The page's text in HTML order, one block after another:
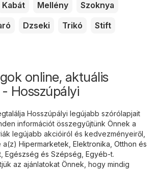
Kabát Mellény
Szoknya
Dzseki Trikó
Stift
online, aktuális
Hosszúpályi
Hosszúpályi legújabb szórólapjait
információt összegyűjtünk Önnek a
legújabb akcióiról és kedvezményeiről,
a(z) Hipermarketek Elektronika Otthon és
Egészség és Szépség Egyéb-t.
az ajánlatokat Önnek, hogy mindig